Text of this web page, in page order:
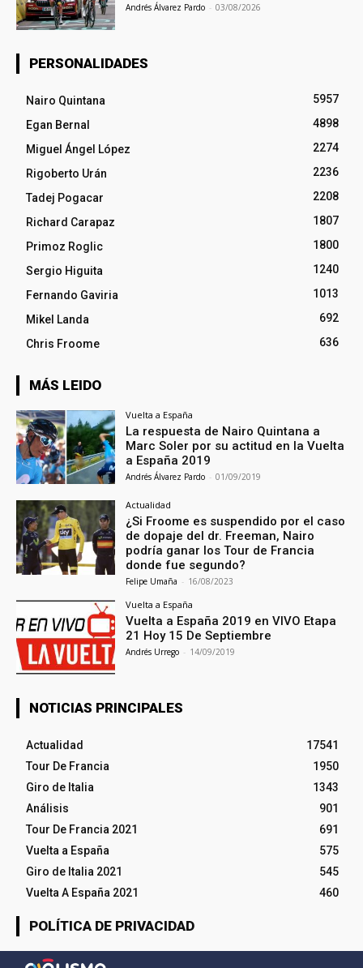
Andrés Álvarez Pardo - 03/08/2026
PERSONALIDADES
Nairo Quintana
5957
Egan Bernal
4898
Miguel Ángel López
2274
Rigoberto Urán
2236
Tadej Pogacar
2208
Richard Carapaz
1807
Primoz Roglic
1800
Sergio Higuita
1240
Fernando Gaviria
1013
Mikel Landa
692
Chris Froome
636
MÁS LEIDO
Vuelta a España
La respuesta de Nairo Quintana a
Marc Soler por su actitud en la Vuelta
a España 2019
Andrés Álvarez Pardo - 01/09/2019
Actualidad
¿Si Froome es suspendido por el caso
de dopaje del dr. Freeman, Nairo
podría ganar los Tour de Francia
donde fue segundo?
Felipe Umaña - 16/08/2023
Vuelta a España
Vuelta a España 2019 en VIVO Etapa
21 Hoy 15 De Septiembre
Andrés Urrego - 14/09/2019
NOTICIAS PRINCIPALES
Actualidad
17541
Tour De Francia
1950
Giro de Italia
1343
Análisis
901
Tour De Francia 2021
691
Vuelta a España
575
Giro de Italia 2021
545
Vuelta A España 2021
460
POLÍTICA DE PRIVACIDAD